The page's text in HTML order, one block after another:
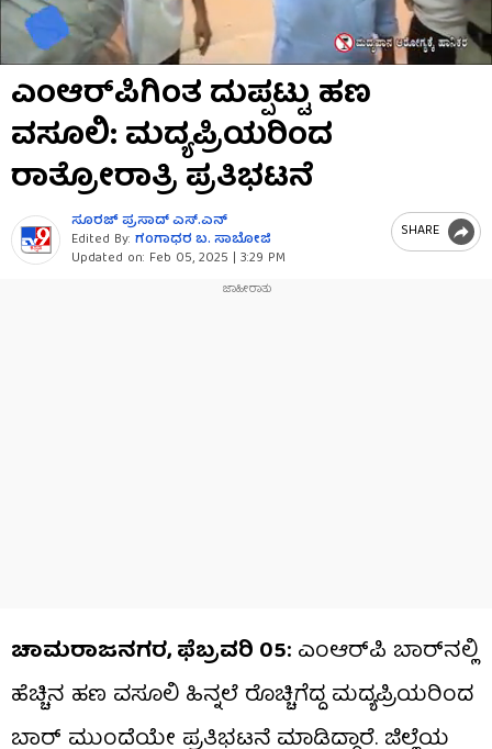
seconds
minute,
seconds
ಎಂಆರ್​ಪಿಗಿಂತ ದುಪ್ಪಟ್ಟು ಹಣ
ವಸೂಲಿ: ಮದ್ಯಪ್ರಿಯರಿಂದ
ರಾತ್ರೋರಾತ್ರಿ ಪ್ರತಿಭಟನೆ
ಸೂರಜ್ ಪ್ರಸಾದ್ ಎಸ್.ಎನ್
Edited By: ಗಂಗಾಧರ​ ಬ. ಸಾಬೋಜಿ
Updated on: Feb 05, 2025 | 3:29 PM
SHARE
ಚಾಮರಾಜನಗರ, ಫೆಬ್ರವರಿ 05: ಎಂಆರ್​ಪಿ ಬಾರ್​ನಲ್ಲಿ
ಹೆಚ್ಚಿನ ಹಣ ವಸೂಲಿ ಹಿನ್ನಲೆ ರೊಚ್ಚಿಗೆದ್ದ ಮದ್ಯಪ್ರಿಯರಿಂದ
ಬಾರ್ ಮುಂದೆಯೇ ಪ್ರತಿಭಟನೆ ಮಾಡಿದ್ದಾರೆ. ಜಿಲ್ಲೆಯ